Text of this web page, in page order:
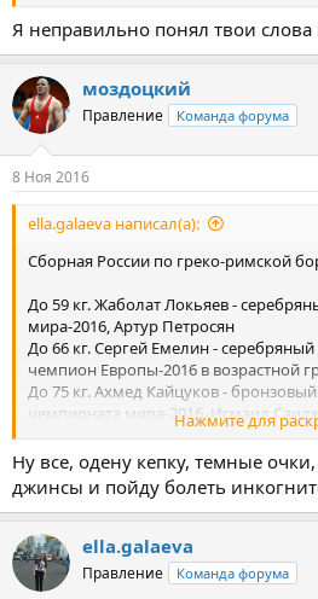
Я неправильно понял твои слова
моздоцкий
Правление Команда форума
8 Ноя 2016
ella.galaeva написал(а):
Сборная России по греко-римской
До 59 кг. Жаболат Локьяев -
мира-2016, Артур Петросян
До 66 кг. Сергей Емелин -
чемпион Европы-2016 в возрастной
До 75 кг. Ахмед Кайцуков -
чемпионата мира-2016, Исмаил
До 85 кг. Сосруко Кодзоков -
мира-2016, Илья Никифоров
До 98 кг. Александр Головин -
мира-2016, Руслан Бекузаров -
До 130 кг. Зураб Гедехаури -
мира-2016, Николай Измайлов
Нажмите для
Ну все, одену кепку, темные
джинсы и пойду болеть
ella.galaeva
Правление Команда форума